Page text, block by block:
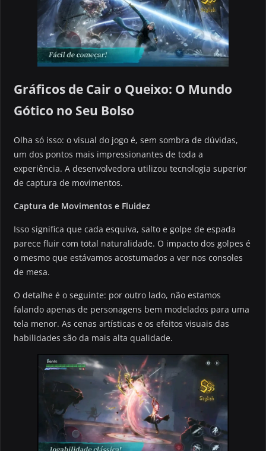
Gráficos de Cair o Queixo: O Mundo
Gótico no Seu Bolso
Olha só isso: o visual do jogo é, sem sombra de dúvidas,
um dos pontos mais impressionantes de toda a
experiência. A desenvolvedora utilizou tecnologia superior
de captura de movimentos.
Captura de Movimentos e Fluidez
Isso significa que cada esquiva, salto e golpe de espada
parece fluir com total naturalidade. O impacto dos golpes é
o mesmo que estávamos acostumados a ver nos consoles
de mesa.
O detalhe é o seguinte: por outro lado, não estamos
falando apenas de personagens bem modelados para uma
tela menor. As cenas artísticas e os efeitos visuais das
habilidades são da mais alta qualidade.